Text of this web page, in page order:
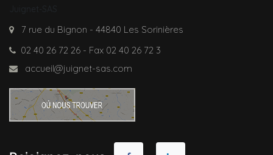
7 rue du Bignon - 44840 Les Sorinières
02 40 26 72 26 - Fax 02 40 26 72 3
accueil@juignet-sas.com